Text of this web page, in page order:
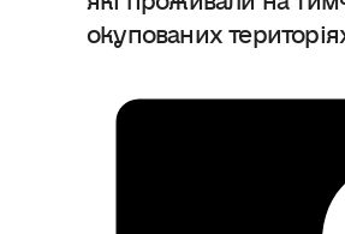
окупованих